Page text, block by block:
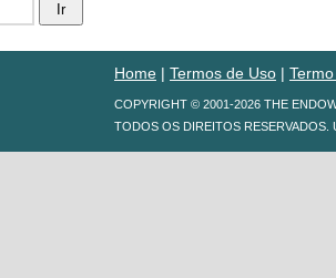
Home | Termos de Uso |
COPYRIGHT © 2001-2026 THE
TODOS OS DIREITOS